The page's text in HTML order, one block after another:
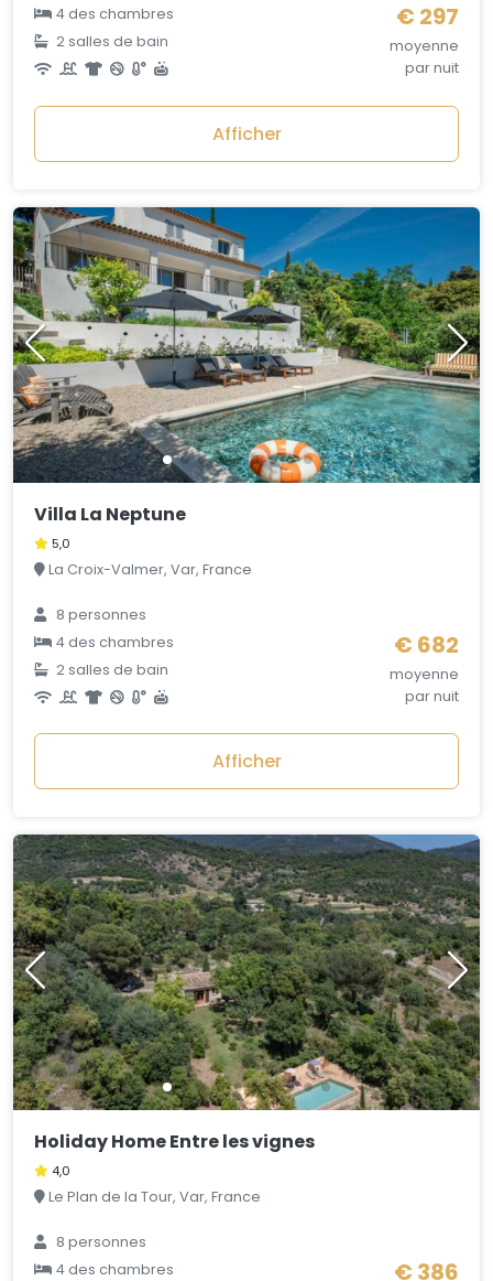
4 des chambres
2 salles de bain
€ 297
moyenne
par nuit
Afficher
Villa La Neptune
5,0
La Croix-Valmer, Var, France
8 personnes
4 des chambres
2 salles de bain
€ 682
moyenne
par nuit
Afficher
Holiday Home Entre les vignes
4,0
Le Plan de la Tour, Var, France
8 personnes
4 des chambres
€ 386